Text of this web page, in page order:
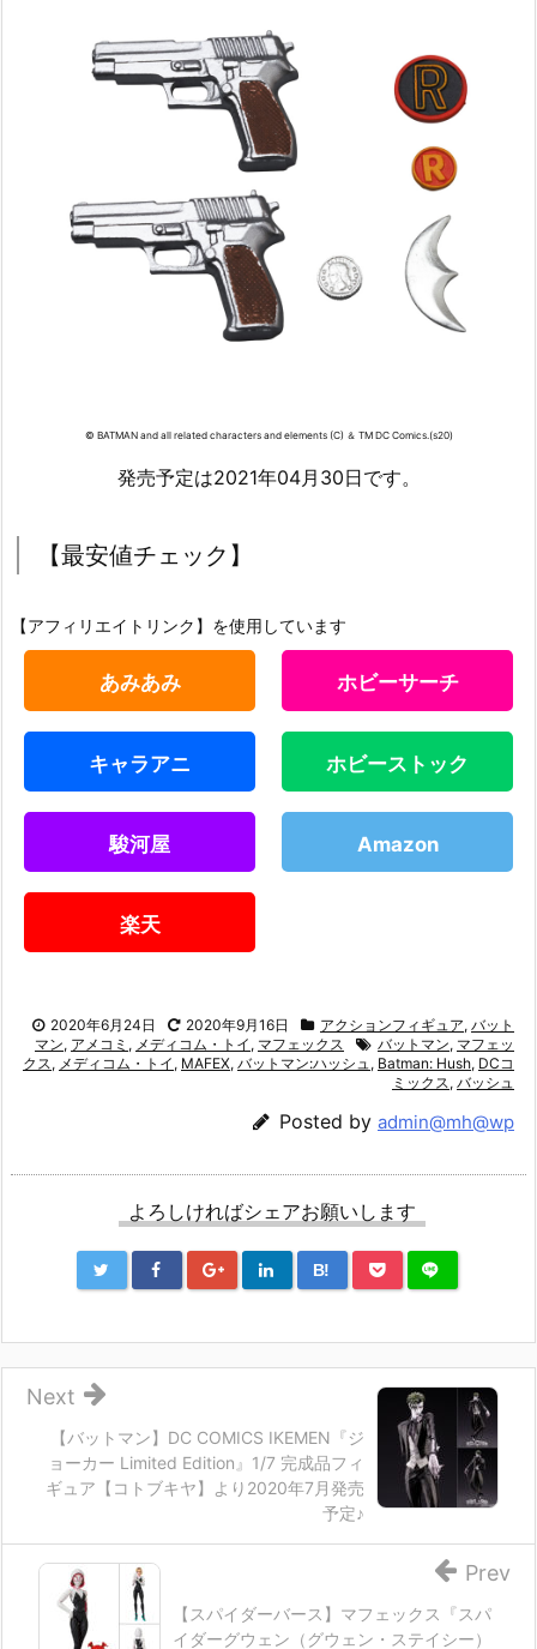
© BATMAN and all related characters and elements (C) ＆ TM DC Comics.(s20)
発売予定は2021年04月30日です。
【最安値チェック】
【アフィリエイトリンク】を使用しています
あみあみ ホビーサーチ
キャラアニ ホビーストック
駿河屋 Amazon
楽天
2020年6月24日 2020年9月16日 アクションフィギュア, バット
マン, アメコミ , メディコム・トイ , マフェックス バットマン, マフェッ
クス , メディコム・トイ , MAFEX, バットマン:ハッシュ , Batman: Hush, DCコ
ミックス , バッシュ
Posted by admin@mh@wp
よろしければシェアお願いします
B!
【バットマン】DC COMICS IKEMEN『ジ
ョーカー Limited Edition』1/7 完成品フィ
ギュア【コトブキヤ】より2020年7月発売
予定♪
Next
【スパイダーバース】マフェックス『スパ
イダーグウェン（グウェン・ステイシー）
Prev